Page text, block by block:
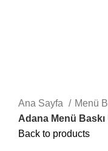
Ana Sayfa
Menü
Adana Menü Baskı
Back to products